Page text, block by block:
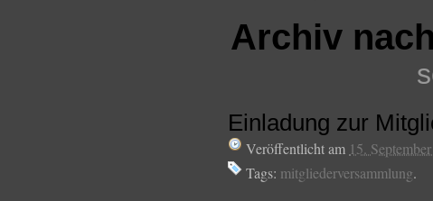
Archiv
Einladung zur
Veröffentlicht am 15.
Tags: mitgliederversammlung.